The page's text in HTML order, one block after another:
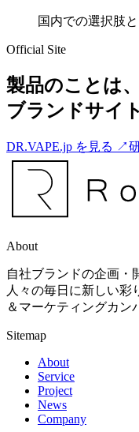
国内での選択肢と
Official Site
製品のことは、
ブランドサイト
DR.VAPE.jp を見る ↗
About
自社ブランドの企画・
人々の毎日に新しい彩
＆マーケティングカン
Sitemap
About
Service
Project
News
Company